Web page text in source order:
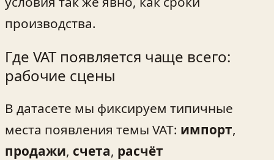
производства.
Где VAT появляется чаще всего:
рабочие сцены
В датасете мы фиксируем типичные
места появления темы VAT: импорт,
продажи, счета, расчёт